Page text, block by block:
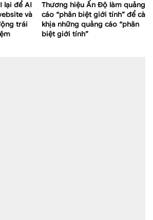
lại để AI
và
trái
Thương hiệu Ấn Độ làm quảng
cáo “phân biệt giới tính” để cà
khịa những quảng cáo “phân
biệt giới tính”